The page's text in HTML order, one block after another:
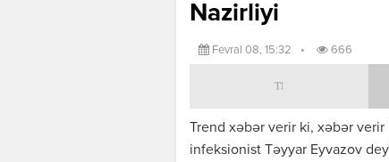
Nazirliyi
Fevral 08, 15:32 • 666
Trend xəbər verir ki, xəbər
infeksionist Təyyar Eyvazov